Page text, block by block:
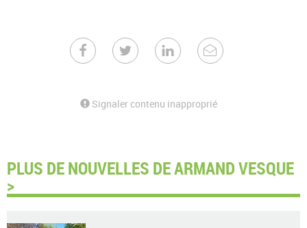
Signaler contenu inapproprié
PLUS DE NOUVELLES DE ARMAND VESQUE
>